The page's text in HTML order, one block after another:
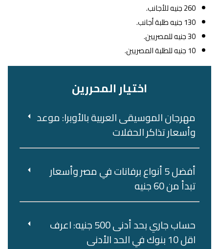
260 جنيه للأجانب.
130 جنيه طلبة أجانب.
30 جنيه للمصريين.
10 جنيه للطلبة المصريين.
اختيار المحررين
مهرجان الموسيقى العربية بالأوبرا: موعد
وأسعار تذاكر الحفلات
أفضل 5 أنواع برفانات في مصر وأسعار
تبدأ من 60 جنيه
حساب جاري بحد أدنى 500 جنيه: اعرف
اقل 10 بنوك في الحد الأدنى